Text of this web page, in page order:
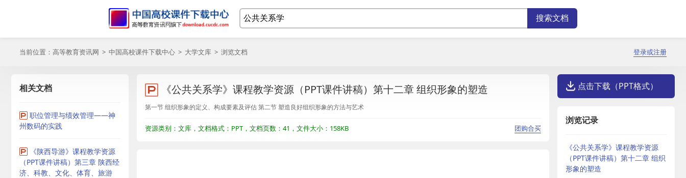
当前位置： 高等教育资讯网 > 中国高校课件下载中心 > 大学文库 > 浏览文档 登录或注册
相关文档
职位管理与绩效管理——神
州数码的实践
《陕西导游》课程教学资源
（PPT课件讲稿）第三章 陕西经
济、科教、文化、体育、旅游
《公共关系学》课程教学资源（PPT课件讲稿）第十二章 组织形象的塑造
第一节 组织形象的定义、构成要素及评估 第二节 塑造良好组织形象的方法与艺术
团购合买
资源类别：文库，文档格式：PPT，文档页数：41，文件大小：158KB
点击下载（PPT格式）
浏览记录
《公共关系学》课程教学资源
（PPT课件讲稿）第十二章 组织
形象的塑造